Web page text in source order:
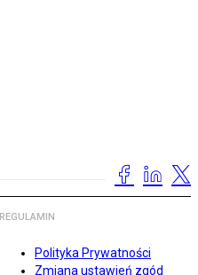
REGULAMIN
Polityka Prywatności
Zmiana ustawień zgód